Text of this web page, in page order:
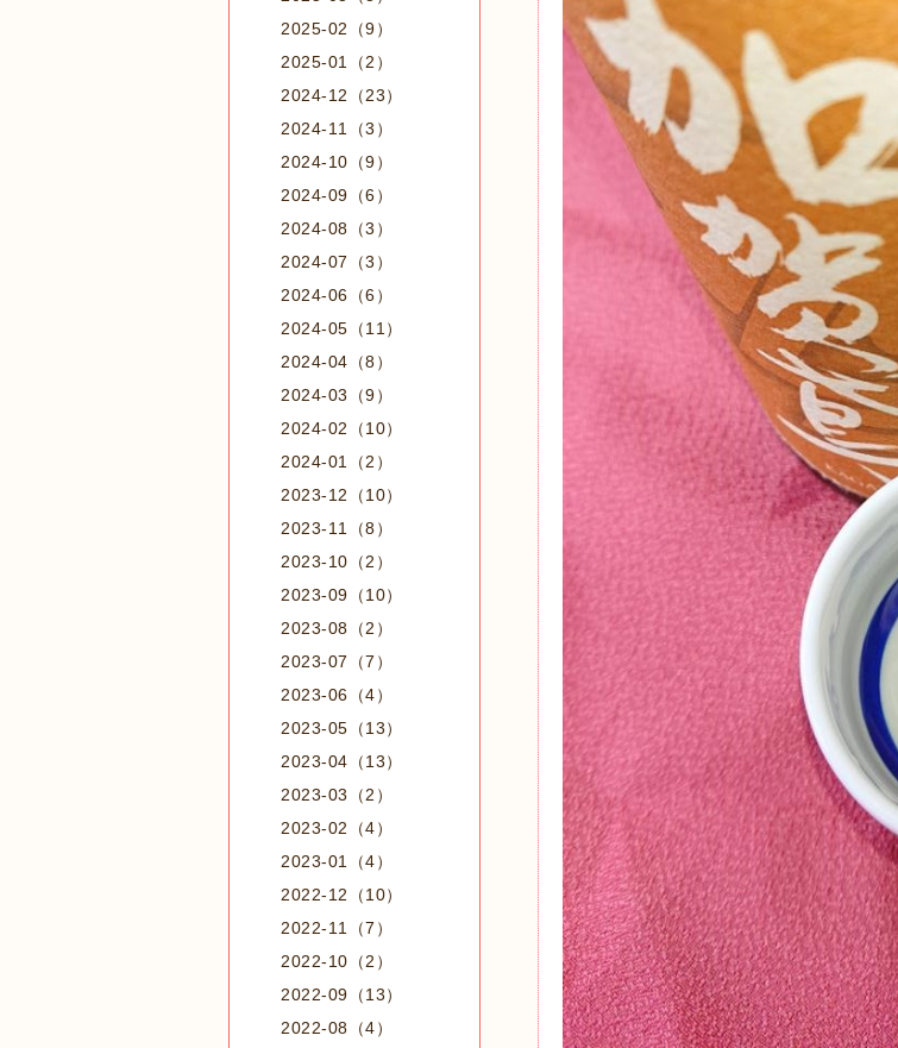
2025-02（9）
2025-01（2）
2024-12（23）
2024-11（3）
2024-10（9）
2024-09（6）
2024-08（3）
2024-07（3）
2024-06（6）
2024-05（11）
2024-04（8）
2024-03（9）
2024-02（10）
2024-01（2）
2023-12（10）
2023-11（8）
2023-10（2）
2023-09（10）
2023-08（2）
2023-07（7）
2023-06（4）
2023-05（13）
2023-04（13）
2023-03（2）
2023-02（4）
2023-01（4）
2022-12（10）
2022-11（7）
2022-10（2）
2022-09（13）
2022-08（4）